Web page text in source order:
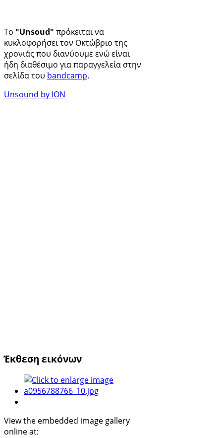
Το "Unsoud" πρόκειται να
κυκλοφορήσει τον Οκτώβριο της
χρονιάς που διανύουμε ενώ είναι
ήδη διαθέσιμο για παραγγελεία στην
σελίδα του bandcamp.
Unsound by ION
Έκθεση εικόνων
View the embedded image gallery
online at: